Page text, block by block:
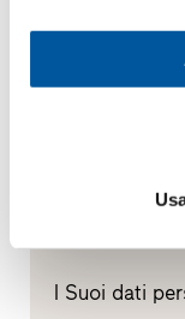
I Suoi dati